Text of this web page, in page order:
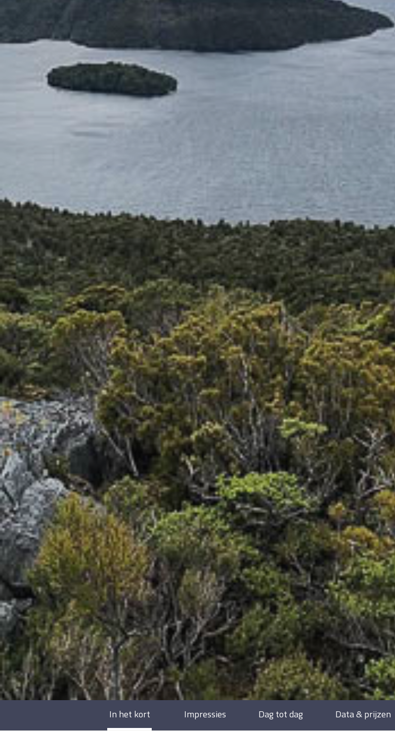
In het kort Impressies Dag tot dag Data & prijzen